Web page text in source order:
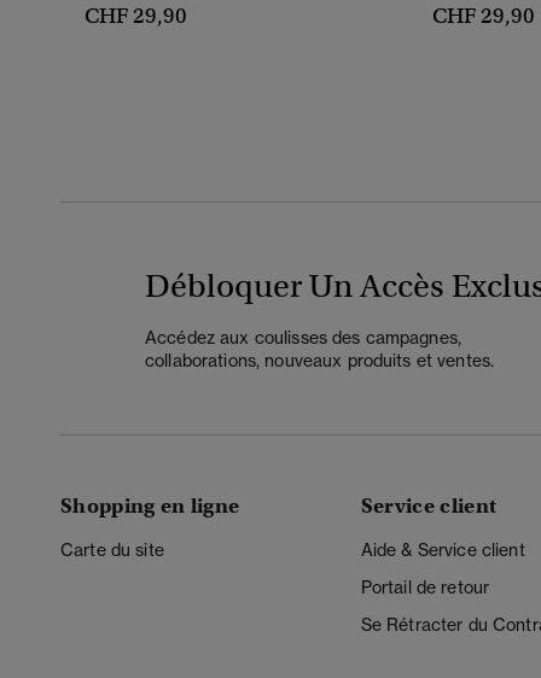
CHF 29,90 CHF 29,90
Débloquer Un Accès
Accédez aux coulisses des campagnes,
collaborations, nouveaux produits et ventes.
Shopping en ligne
Carte du site
Service client
Aide & Service client
Portail de retour
Se Rétracter du